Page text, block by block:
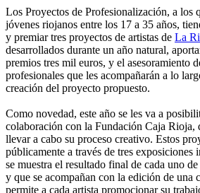
Los Proyectos de Profesionalización, a los
jóvenes riojanos entre los 17 a 35 años,
y premiar tres proyectos de artistas de La
desarrollados durante un año natural,
premios tres mil euros, y el asesoramiento
profesionales que les acompañarán a lo
creación del proyecto propuesto.
Como novedad, este año se les va a
colaboración con la Fundación Caja Rioja,
llevar a cabo su proceso creativo. Estos
públicamente a través de tres exposiciones
se muestra el resultado final de cada uno
y que se acompañan con la edición de una
permite a cada artista promocionar su